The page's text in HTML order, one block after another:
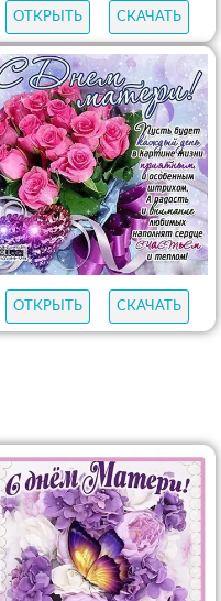
ОТКРЫТЬ СКАЧАТЬ
ОТКРЫТЬ СКАЧАТЬ